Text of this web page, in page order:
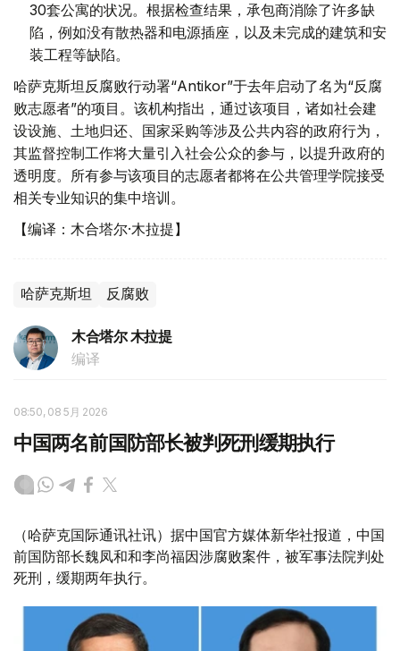
30套公寓的状况。根据检查结果，承包商消除了许多缺
陷，例如没有散热器和电源插座，以及未完成的建筑和安
装工程等缺陷。
哈萨克斯坦反腐败行动署“Antikor”于去年启动了名为“反腐
败志愿者”的项目。该机构指出，通过该项目，诸如社会建
设设施、土地归还、国家采购等涉及公共内容的政府行为，
其监督控制工作将大量引入社会公众的参与，以提升政府的
透明度。所有参与该项目的志愿者都将在公共管理学院接受
相关专业知识的集中培训。
【编译：木合塔尔·木拉提】
哈萨克斯坦 反腐败
木合塔尔 木拉提
编译
08:50, 08 5月 2026
中国两名前国防部长被判死刑缓期执行
（哈萨克国际通讯社讯）据中国官方媒体新华社报道，中国
前国防部长魏凤和和李尚福因涉腐败案件，被军事法院判处
死刑，缓期两年执行。